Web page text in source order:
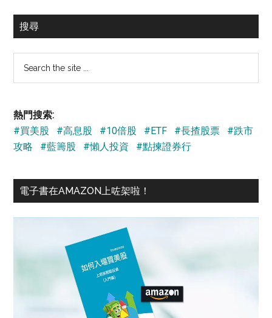
搜尋
熱門搜索:
#買美股
#高息股 #10倍股 #ETF #長揸股票
#跌市
攻略
#藍籌股 #懶人投資 #點揀證券行
電子書在AMAZON上咗架啦！